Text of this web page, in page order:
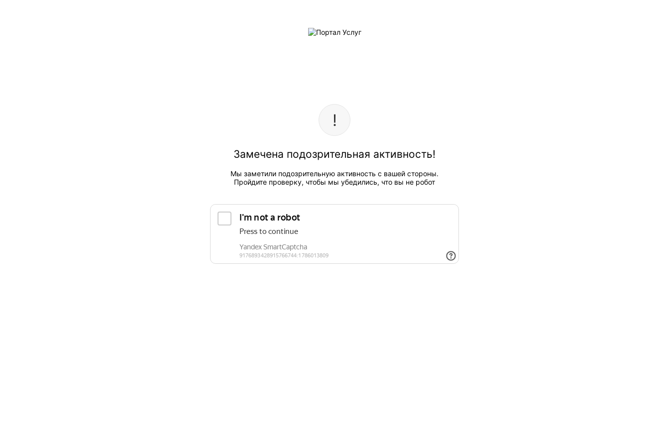
Замечена подозрительная активность!
Мы заметили подозрительную активность с вашей стороны.
Пройдите проверку, чтобы мы убедились, что вы не робот